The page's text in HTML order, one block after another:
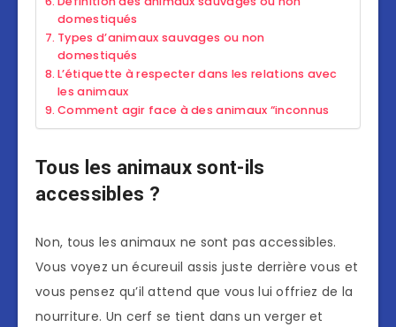
domestiqués
Types d’animaux sauvages ou non
domestiqués
L’étiquette à respecter dans les relations avec
les animaux
Comment agir face à des animaux “inconnus
Tous les animaux sont-ils
accessibles ?
Non, tous les animaux ne sont pas accessibles.
Vous voyez un écureuil assis juste derrière vous et
vous pensez qu’il attend que vous lui offriez de la
nourriture. Un cerf se tient dans un verger et